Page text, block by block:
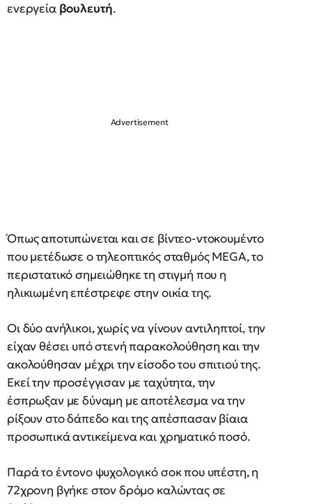
ενεργεία βουλευτή.
Όπως αποτυπώνεται και σε βίντεο-ντοκουμέντο
που μετέδωσε ο τηλεοπτικός σταθμός MEGA, το
περιστατικό σημειώθηκε τη στιγμή που η
ηλικιωμένη επέστρεφε στην οικία της.
Οι δύο ανήλικοι, χωρίς να γίνουν αντιληπτοί, την
είχαν θέσει υπό στενή παρακολούθηση και την
ακολούθησαν μέχρι την είσοδο του σπιτιού της.
Εκεί την προσέγγισαν με ταχύτητα, την
έσπρωξαν με δύναμη με αποτέλεσμα να την
ρίξουν στο δάπεδο και της απέσπασαν βίαια
προσωπικά αντικείμενα και χρηματικό ποσό.
Παρά το έντονο ψυχολογικό σοκ που υπέστη, η
72χρονη βγήκε στον δρόμο καλώντας σε